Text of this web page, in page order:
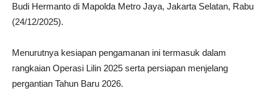
Budi Hermanto di Mapolda Metro Jaya, Jakarta Selatan, Rabu
(24/12/2025).
Menurutnya kesiapan pengamanan ini termasuk dalam
rangkaian Operasi Lilin 2025 serta persiapan menjelang
pergantian Tahun Baru 2026.